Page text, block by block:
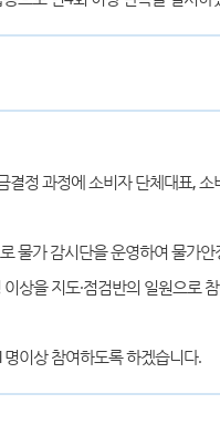
정 과정에 소비자 단체대표,
물가 감시단을 운영하여 물가
상을 지도·점검반의 일원으로
이상 참여하도록 하겠습니다.